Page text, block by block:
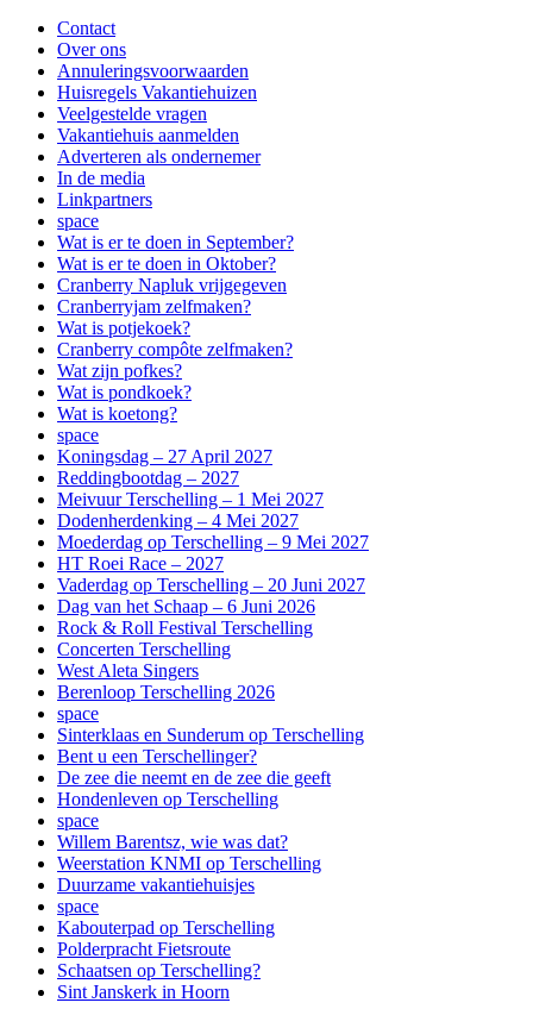
Contact
Over ons
Annuleringsvoorwaarden
Huisregels Vakantiehuizen
Veelgestelde vragen
Vakantiehuis aanmelden
Adverteren als ondernemer
In de media
Linkpartners
space
Wat is er te doen in September?
Wat is er te doen in Oktober?
Cranberry Napluk vrijgegeven
Cranberryjam zelfmaken?
Wat is potjekoek?
Cranberry compôte zelfmaken?
Wat zijn pofkes?
Wat is pondkoek?
Wat is koetong?
space
Koningsdag – 27 April 2027
Reddingbootdag – 2027
Meivuur Terschelling – 1 Mei 2027
Dodenherdenking – 4 Mei 2027
Moederdag op Terschelling – 9 Mei 2027
HT Roei Race – 2027
Vaderdag op Terschelling – 20 Juni 2027
Dag van het Schaap – 6 Juni 2026
Rock & Roll Festival Terschelling
Concerten Terschelling
West Aleta Singers
Berenloop Terschelling 2026
space
Sinterklaas en Sunderum op Terschelling
Bent u een Terschellinger?
De zee die neemt en de zee die geeft
Hondenleven op Terschelling
space
Willem Barentsz, wie was dat?
Weerstation KNMI op Terschelling
Duurzame vakantiehuisjes
space
Kabouterpad op Terschelling
Polderpracht Fietsroute
Schaatsen op Terschelling?
Sint Janskerk in Hoorn